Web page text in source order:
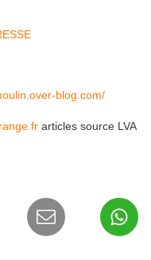
blog.com/
articles source LVA